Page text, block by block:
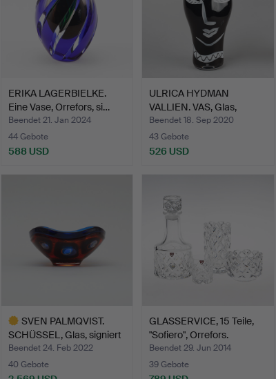
ERIKA LAGERBIELKE.
Eine Vase, Orrefors, si…
Beendet 21. Jan 2024
44 Gebote
588 USD
ULRICA HYDMAN
VALLIEN. VAS, Glas,
signiert…
Beendet 18. Sep 2020
43 Gebote
526 USD
SVEN PALMQVIST.
SCHÜSSEL, Glas, signiert
O…
Beendet 24. Feb 2022
40 Gebote
GLASSERVICE, 15 Teile,
"Sofiero", Orrefors.
Beendet 29. Jun 2014
39 Gebote